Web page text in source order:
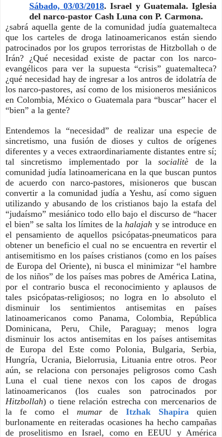
Sábado, 03/03/2018. Israel y Guatemala. Iglesia
del narco-pastor Cash Luna con P. Carmona.
¿sabrá aquella gente de la comunidad judía guatemalteca
que los carteles de droga latinoamericanos están siendo
patrocinados por los grupos terroristas de Hitzbollah o de
Irán? ¿Qué necesidad existe de pactar con los narco-
evangélicos para ver la supuesta “crisis” guatemalteca?
¿qué necesidad hay de ingresar a los antros de idolatría de
los narco-pastores, así como de los misioneros mesiánicos
en Colombia, México o Guatemala para “buscar” hacer el
“bien” a la gente?
Entendemos la “necesidad” de realizar una especie de
sincretismo, una fusión de dioses y cultos de orígenes
diferentes y a veces extraordinariamente distantes entre sí;
tal sincretismo implementado por la socialitè de la
comunidad judía latinoamericana en la que buscan puntos
de acuerdo con narco-pastores, misioneros que buscan
convertir a la comunidad judía a Yeshu, así como siguen
utilizando y abusando de los cristianos bajo la estafa del
“judaísmo” mesiánico todo ello bajo el discurso de “hacer
el bien” se salta los límites de la halajah y se introduce en
el pensamiento de aquellos psicópatas-pneumaticos para
obtener un beneficio el cual no se encuentra en revertir el
antisemitismo en los países cristianos (como en los países
de Europa del Oriente), ni busca el minimizar “el hambre
de los niños” de los países mas pobres de América Latina,
por el contrario busca el reconocimiento y aplausos de
tales psicópatas-religiosos; no logra en lo absoluto el
disminuir los sentimientos antisemitas en países
latinoamericanos como Panama, Colombia, República
Dominicana, Peru, Chile, Paraguay; menos logra
disminuir los actos antisemitas en los países antisemitas
de Europa del Este como Polonia, Bulgaria, Serbia,
Hungría, Ucrania, Bielorrusia, Lituania entre otros. Peor
aún, se relaciona con personajes peligrosos como Cash
Luna el cual tiene nexos con los capos de drogas
Hitzbollah) o tiene relación estrecha con mercenarios de
la fe como el mumar de Itzhak Shapira quien
burlonamente en reiteradas ocasiones ha hecho campañas
de proselitismo en Israel, como en EEUU y América